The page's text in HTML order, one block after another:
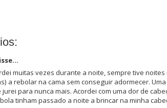
muitas vezes durante a noite, sempre tive
a rebolar na cama sem conseguir adormecer.
jurei para nunca mais. Acordei com uma dor de
tinham passado a noite a brincar na minha